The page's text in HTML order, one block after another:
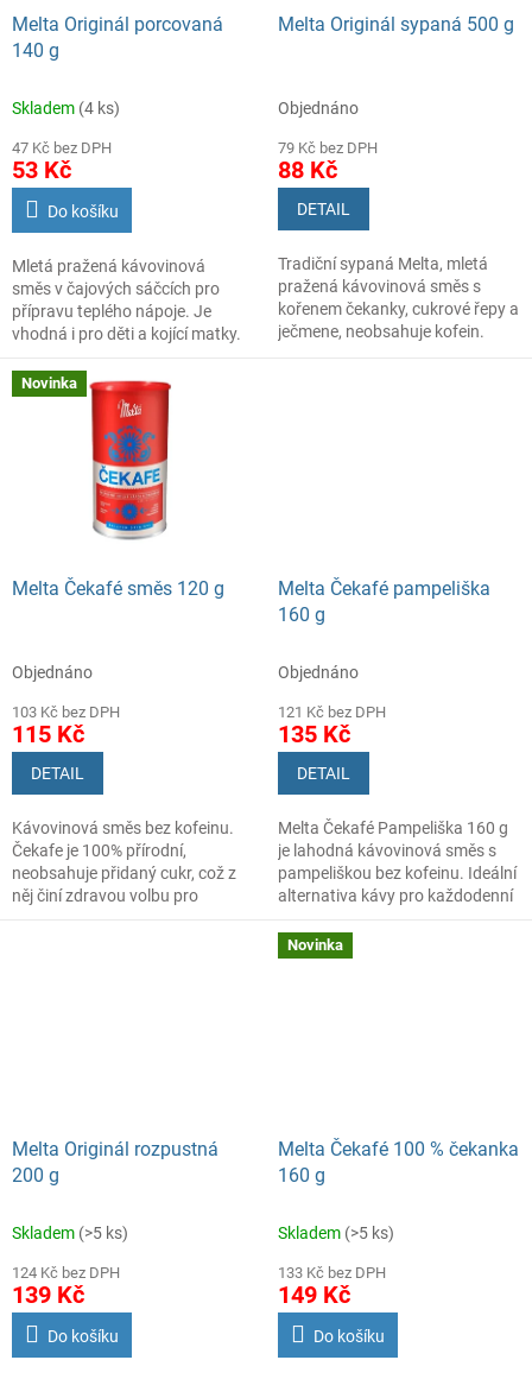
Melta Originál porcovaná
140 g
Skladem (4 ks)
47 Kč bez DPH
53 Kč
Do košíku
Mletá pražená kávovinová
směs v čajových sáčcích pro
přípravu teplého nápoje. Je
vhodná i pro děti a kojící matky.
Melta Originál sypaná 500 g
Objednáno
79 Kč bez DPH
88 Kč
DETAIL
Tradiční sypaná Melta, mletá
pražená kávovinová směs s
kořenem čekanky, cukrové řepy a
ječmene, neobsahuje kofein.
Novinka
Melta Čekafé směs 120 g
Objednáno
103 Kč bez DPH
115 Kč
DETAIL
Kávovinová směs bez kofeinu.
Čekafe je 100% přírodní,
neobsahuje přidaný cukr, což z
něj činí zdravou volbu pro
Melta Čekafé pampeliška
160 g
Objednáno
121 Kč bez DPH
135 Kč
DETAIL
Melta Čekafé Pampeliška 160 g
je lahodná kávovinová směs s
pampeliškou bez kofeinu. Ideální
alternativa kávy pro každodenní
Melta Originál rozpustná
200 g
Skladem (>5 ks)
124 Kč bez DPH
139 Kč
Do košíku
Novinka
Melta Čekafé 100 % čekanka
160 g
Skladem (>5 ks)
133 Kč bez DPH
149 Kč
Do košíku